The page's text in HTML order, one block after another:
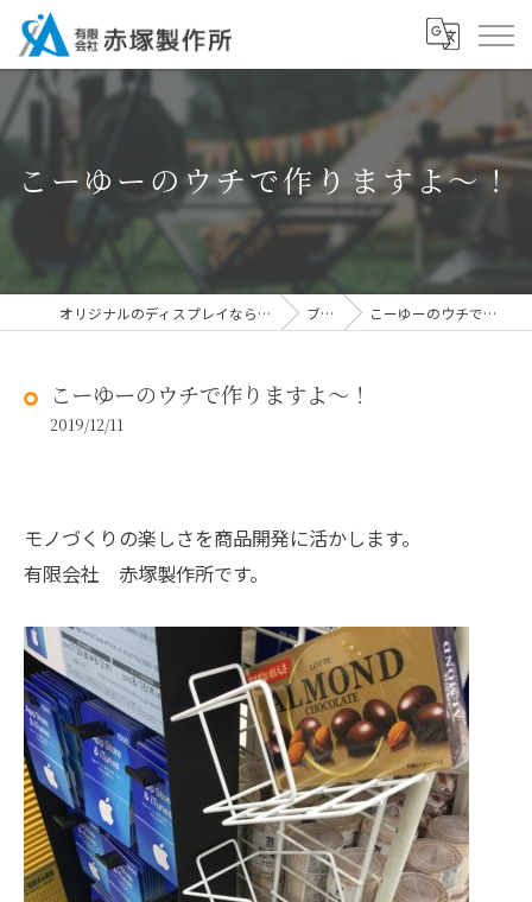
こーゆーのウチで作りますよ～！
オリジナルのディスプレイなら有限会社赤塚製作所 ブログ こーゆーのウチで作りますよ～！
こーゆーのウチで作りますよ～！
2019/12/11
モノづくりの楽しさを商品開発に活かします。
有限会社 赤塚製作所です。